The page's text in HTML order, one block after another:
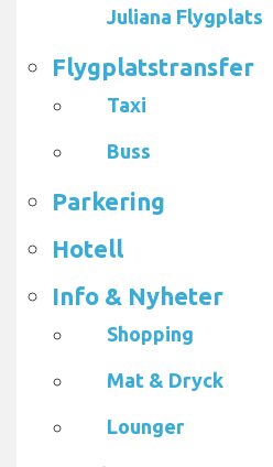
Juliana Flygplats
Flygplatstransfer
Taxi
Buss
Parkering
Hotell
Info & Nyheter
Shopping
Mat & Dryck
Lounger